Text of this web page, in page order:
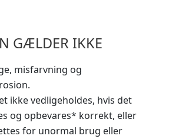
GÆLDER IKKE
misfarvning og
ikke vedligeholdes, hvis det
og opbevares* korrekt, eller
for unormal brug eller